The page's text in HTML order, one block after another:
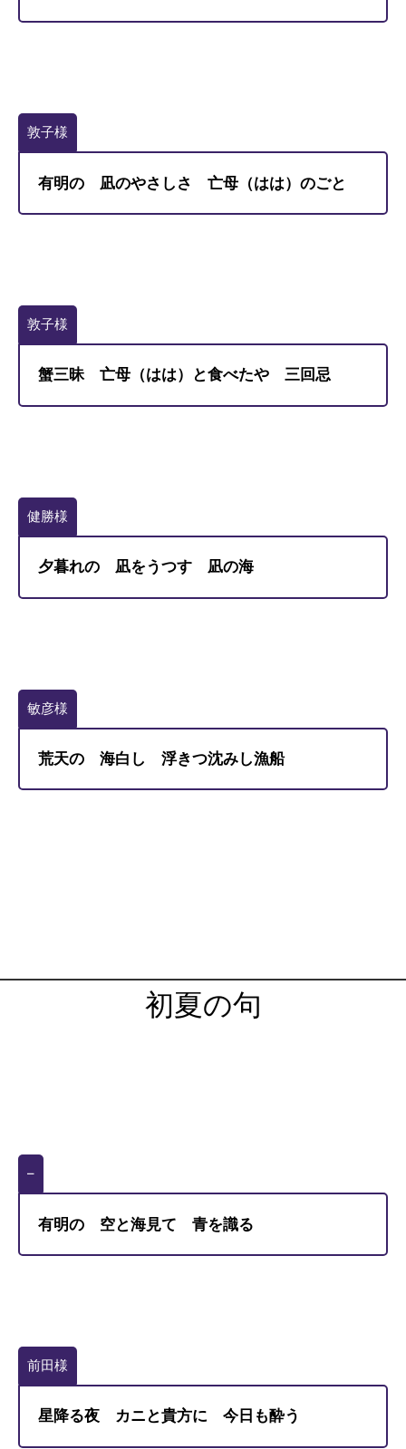
敦子様
有明の 凪のやさしさ 亡母（はは）のごと
敦子様
蟹三昧 亡母（はは）と食べたや 三回忌
健勝様
夕暮れの 凪をうつす 凪の海
敏彦様
荒天の 海白し 浮きつ沈みし漁船
初夏の句
–
有明の 空と海見て 青を識る
前田様
星降る夜 カニと貴方に 今日も酔う